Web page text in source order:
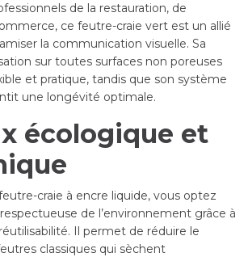
de la restauration, de
ce feutre-craie vert est un allié
la communication visuelle. Sa
sur toutes surfaces non poreuses
et pratique, tandis que son système
une longévité optimale.
écologique et
craie à encre liquide, vous optez
de l’environnement grâce à
Il permet de réduire le
classiques qui sèchent